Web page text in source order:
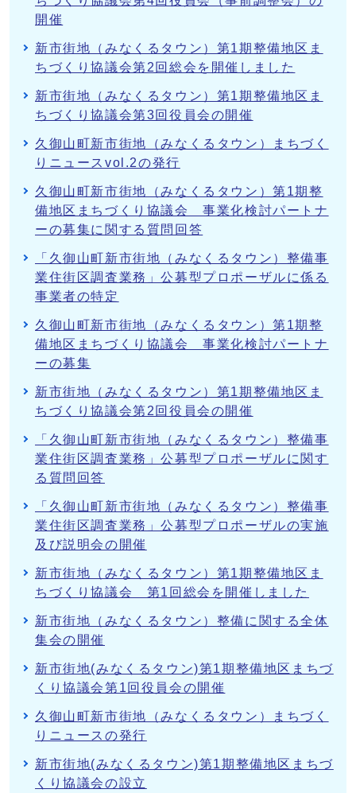
開催
新市街地（みなくるタウン）第1期整備地区ま
ちづくり協議会第2回総会を開催しました
新市街地（みなくるタウン）第1期整備地区ま
ちづくり協議会第3回役員会の開催
久御山町新市街地（みなくるタウン）まちづく
りニュースvol.2の発行
久御山町新市街地（みなくるタウン）第1期整
備地区まちづくり協議会 事業化検討パートナ
ーの募集に関する質問回答
「久御山町新市街地（みなくるタウン）整備事
業住街区調査業務」公募型プロポーザルに係る
事業者の特定
久御山町新市街地（みなくるタウン）第1期整
備地区まちづくり協議会 事業化検討パートナ
ーの募集
新市街地（みなくるタウン）第1期整備地区ま
ちづくり協議会第2回役員会の開催
「久御山町新市街地（みなくるタウン）整備事
業住街区調査業務」公募型プロポーザルに関す
る質問回答
「久御山町新市街地（みなくるタウン）整備事
業住街区調査業務」公募型プロポーザルの実施
及び説明会の開催
新市街地（みなくるタウン）第1期整備地区ま
ちづくり協議会 第1回総会を開催しました
新市街地（みなくるタウン）整備に関する全体
集会の開催
新市街地(みなくるタウン)第1期整備地区まちづ
くり協議会第1回役員会の開催
久御山町新市街地（みなくるタウン）まちづく
りニュースの発行
新市街地(みなくるタウン)第1期整備地区まちづ
くり協議会の設立